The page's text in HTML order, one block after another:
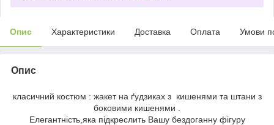
Опис Характеристики Доставка Оплата Умови
Опис
класичний костюм : жакет на ґудзиках з кишенями та штани з
боковими кишенями .
Елегантність,яка підкреслить Вашу бездоганну фігуру